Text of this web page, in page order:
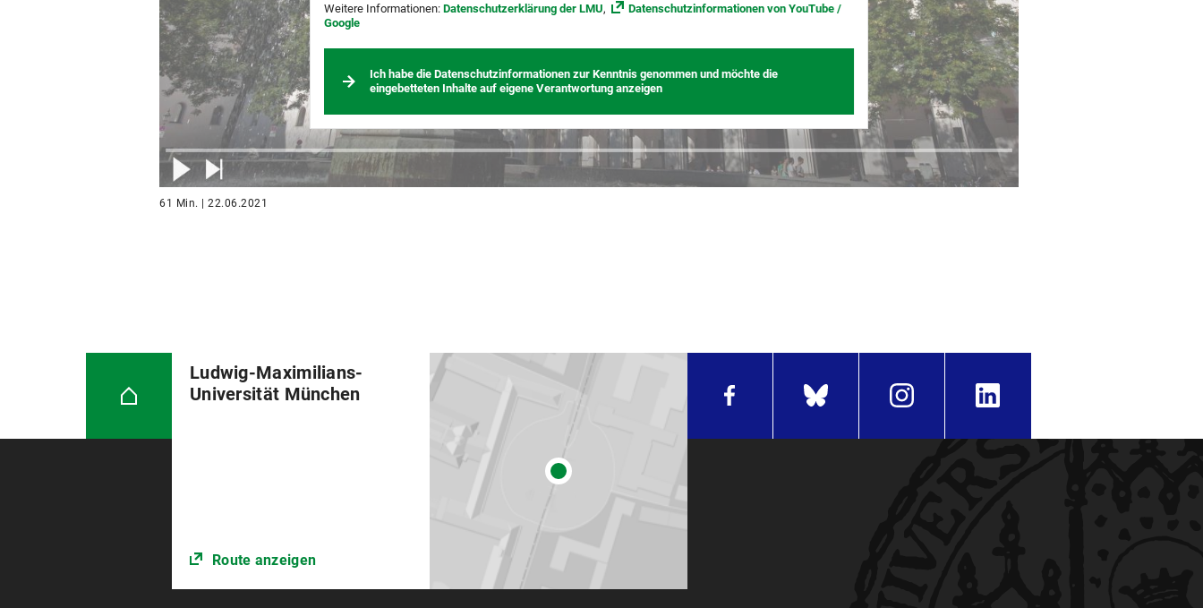
Weitere Informationen:Datenschutzerklärung der LMU,
Datenschutzinformationen von YouTube /
Google
Ich habe die Datenschutzinformationen zur Kenntnis genommen und möchte die
eingebetteten Inhalte auf eigene Verantwortung anzeigen
61 Min. | 22.06.2021
Ludwig-Maximilians-
Universität München
Route anzeigen